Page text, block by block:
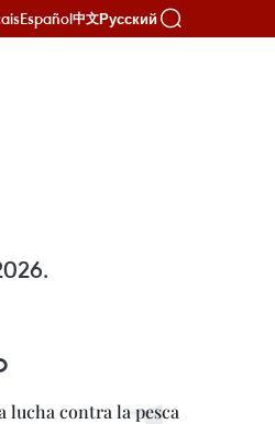
Español中文Русский
lucha contra la pesca